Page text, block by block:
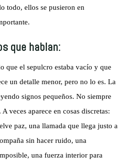
todo, ellos se pusieron en
que hablan:
que el sepulcro estaba vacío y que
un detalle menor, pero no lo es. La
signos pequeños. No siempre
veces aparece en cosas discretas:
paz, una llamada que llega justo a
sin hacer ruido, una
una fuerza interior para